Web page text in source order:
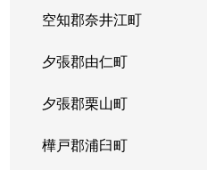
空知郡奈井江町
夕張郡由仁町
夕張郡栗山町
樺戸郡浦臼町